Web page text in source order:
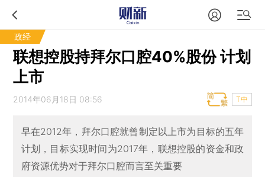
政经
联想控股持拜尔口腔40%股份 计划
上市
2014年06月18日 08:56 T中
早在2012年，拜尔口腔就曾制定以上市为目标的五年
计划，目标实现时间为2017年，联想控股的资金和政
府资源优势对于拜尔口腔而言至关重要